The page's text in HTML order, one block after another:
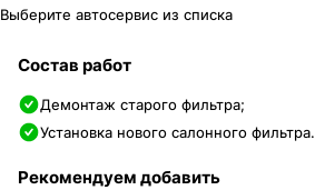
Выберите автосервис из списка
Состав работ
Демонтаж старого фильтра;
Установка нового салонного фильтра.
Рекомендуем добавить